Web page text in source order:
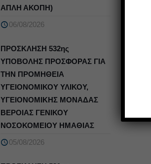
ΑΠΛΗ ΑΚΟΠΗ)
06/08/2026
ΠΡΟΣΚΛΗΣΗ 532ης
ΥΠΟΒΟΛΗΣ ΠΡΟΣΦΟΡΑΣ ΓΙΑ
ΤΗΝ ΠΡΟΜΗΘΕΙΑ
ΥΓΕΙΟΝΟΜΙΚΟΥ ΥΛΙΚΟΥ,
ΥΓΕΙΟΝΟΜΙΚΗΣ ΜΟΝΑΔΑΣ
ΒΕΡΟΙΑΣ ΓΕΝΙΚΟΥ
ΝΟΣΟΚΟΜΕΙΟΥ ΗΜΑΘΙΑΣ
05/08/2026